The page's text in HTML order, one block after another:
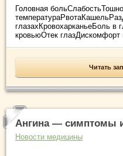
Головная
глазахКровохарканьеБоль в
кровьюОтек глазДискомфорт
Читать
Ангина — симптомы
Новости медицины